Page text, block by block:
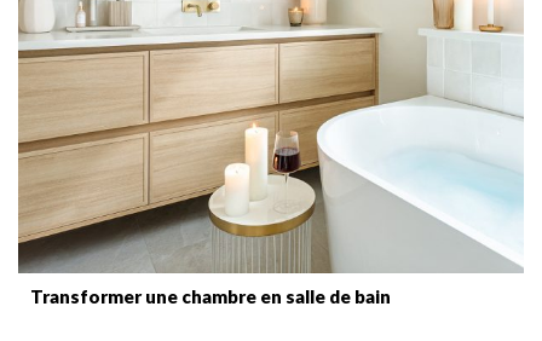
Transformer une chambre en salle de bain